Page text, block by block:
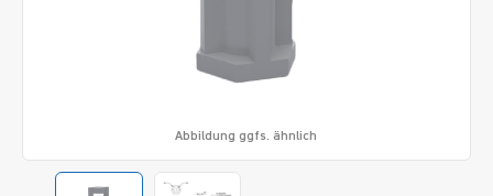
Abbildung ggfs. ähnlich